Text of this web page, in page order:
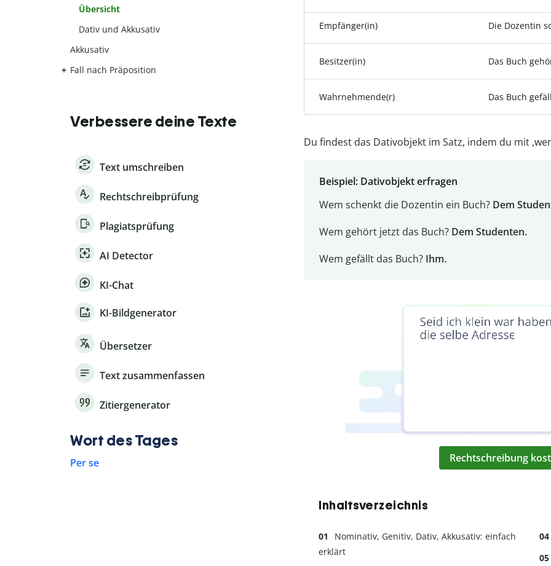
Empfänger(in) Die Dozentin
Besitzer(in) Das Buch
Wahrnehmende(r) Das Buch
Du findest das Dativobjekt im Satz, indem du mit
Beispiel: Dativobjekt erfragen
Wem schenkt die Dozentin ein Buch? Dem
Wem gehört jetzt das Buch? Dem Studenten.
Wem gefällt das Buch?Ihm.
Rechtschreibung
Inhaltsverzeichnis
Nominativ, Genitiv, Dativ, Akkusativ: einfach
erklärt
Übersicht
Dativ und Akkusativ
Akkusativ
Fall nach Präposition
Verbessere deine Texte
Text umschreiben
Rechtschreibprüfung
Plagiatsprüfung
AI Detector
KI-Chat
KI-Bildgenerator
Übersetzer
Text zusammenfassen
Zitiergenerator
Wort des Tages
Per se